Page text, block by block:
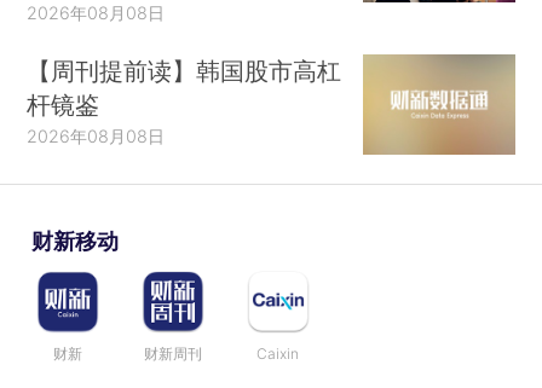
2026年08月08日
【周刊提前读】韩国股市高杠
杆镜鉴
2026年08月08日
财新移动
财新 财新周刊 Caixin